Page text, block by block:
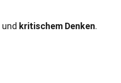
und kritischem Denken.